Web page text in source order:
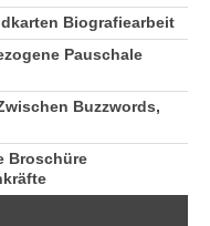
Biografiearbeit
Pauschale
Buzzwords,
Broschüre